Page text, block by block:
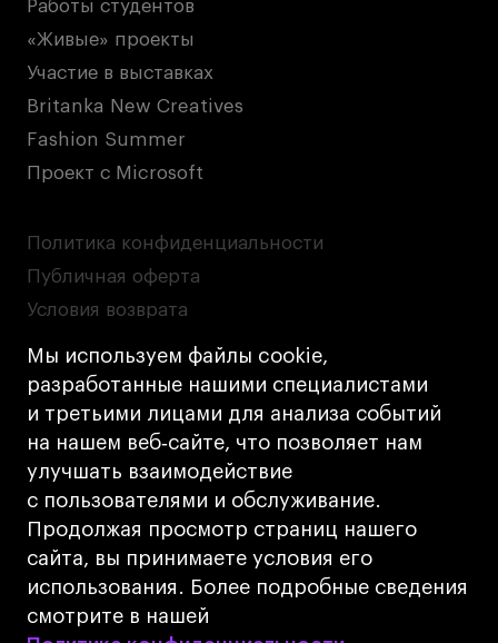
Мы используем файлы cookie,
разработанные нашими специалистами
и третьими лицами для анализа событий
на нашем веб‑сайте, что позволяет нам
улучшать взаимодействие
с пользователями и обслуживание.
Продолжая просмотр страниц нашего
сайта, вы принимаете условия его
использования. Более подробные сведения
смотрите в нашей
Работы студентов
«Живые» проекты
Участие в выставках
Britanka New Creatives
Fashion Summer
Проект с Microsoft
© 2026 БВШД
Политика конфиденциальности
Публичная оферта
Условия возврата
Кредит на образование с господдержкой
Лицензия на осуществление образовательной
деятельности АНО ВО «Универсальный
Университет»
Карта сайта
Дизайн
Разработка